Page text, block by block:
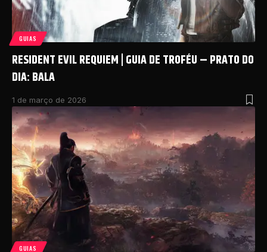
GUIAS
RESIDENT EVIL REQUIEM | GUIA DE TROFÉU – PRATO DO
DIA: BALA
1 de março de 2026
GUIAS